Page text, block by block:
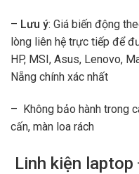
– Lưu ý: Giá biến động
lòng liên hệ trực tiếp để
HP, MSI, Asus, Lenovo,
Nẵng chính xác nhất
– Không bảo hành trong
cấn, màn loa rách
Linh kiện